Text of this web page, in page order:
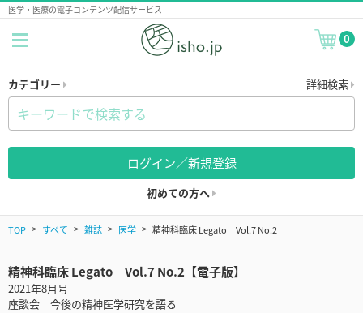
医学・医療の電子コンテンツ配信サービス
0
カテゴリー 詳細検索
ログイン／新規登録
初めての方へ
TOP すべて 雑誌 医学 精神科臨床 Legato Vol.7 No.2
精神科臨床 Legato Vol.7 No.2【電子版】
2021年8月号
座談会 今後の精神医学研究を語る